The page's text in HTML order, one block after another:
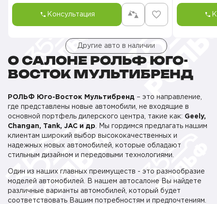
Консультация
Другие авто в наличии
О САЛОНЕ РОЛЬФ ЮГО-
ВОСТОК МУЛЬТИБРЕНД
РОЛЬФ Юго-Восток Мультибренд – это направление,
где представлены новые автомобили, не входящие в
основной портфель дилерского центра, такие как: Geely,
Changan, Tank, JAC и др . Мы гордимся предлагать нашим
клиентам широкий выбор высококачественных и
надежных новых автомобилей, которые обладают
стильным дизайном и передовыми технологиями.
Один из наших главных преимуществ - это разнообразие
моделей автомобилей. В нашем автосалоне Вы найдете
различные варианты автомобилей, который будет
соответствовать Вашим потребностям и предпочтениям.